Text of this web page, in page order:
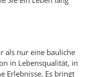
als nur eine bauliche
in Lebensqualität, in
Erlebnisse. Es bringt